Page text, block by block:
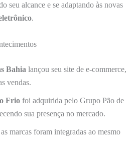
seu alcance e se adaptando às novas
.
Bahia lançou seu site de e-commerce,
vendas.
Frio foi adquirida pelo Grupo Pão de
sua presença no mercado.
marcas foram integradas ao mesmo